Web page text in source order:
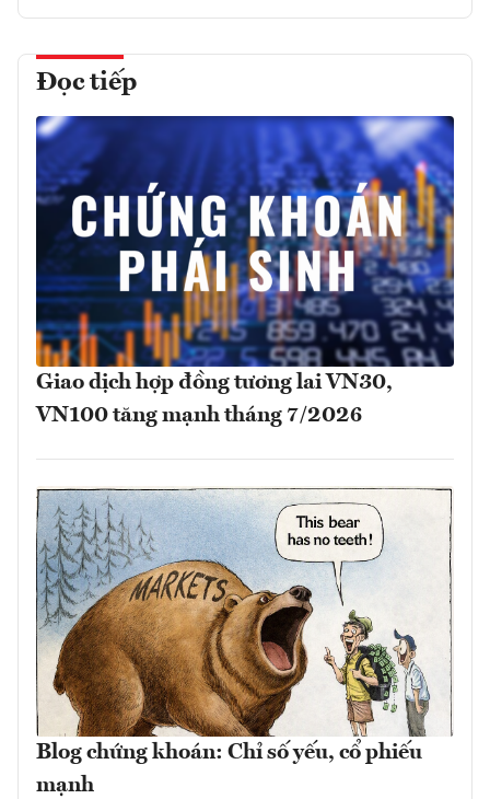
Đọc tiếp
Giao dịch hợp đồng tương lai VN30,
VN100 tăng mạnh tháng 7/2026
Blog chứng khoán: Chỉ số yếu, cổ phiếu
mạnh